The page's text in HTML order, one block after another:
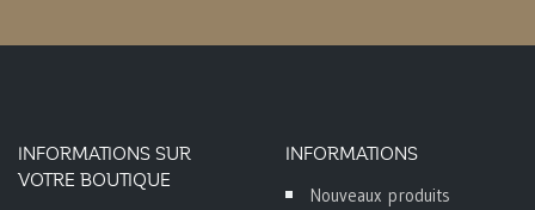
INFORMATIONS SUR
VOTRE BOUTIQUE
INFORMATIONS
Nouveaux produits